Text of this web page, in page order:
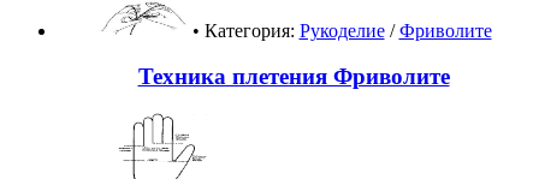
• Категория: Рукоделие/Фриволите
Техника плетения Фриволите